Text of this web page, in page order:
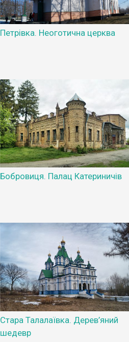
Петрівка. Неоготична церква
Бобровиця. Палац Катериничів
Стара Талалаївка. Дерев’яний
шедевр